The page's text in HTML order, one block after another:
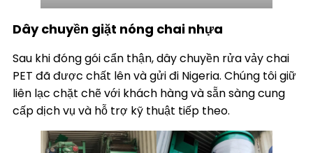
Dây chuyền giặt nóng chai nhựa
Sau khi đóng gói cẩn thận, dây chuyền rửa vảy chai
PET đã được chất lên và gửi đi Nigeria. Chúng tôi giữ
liên lạc chặt chẽ với khách hàng và sẵn sàng cung
cấp dịch vụ và hỗ trợ kỹ thuật tiếp theo.